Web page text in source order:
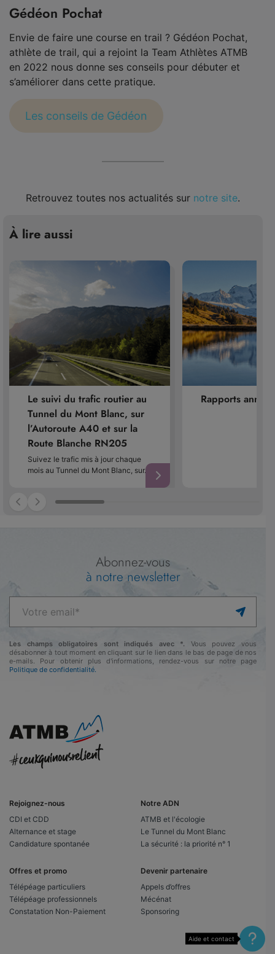
Gédéon Pochat
Envie de faire une course en trail ? Gédéon Pochat,
athlète de trail, qui a rejoint la Team Athlètes ATMB
en 2022 nous donne ses conseils pour débuter et
s’améliorer dans cette pratique.
Les conseils de Gédéon
Retrouvez toutes nos actualités sur notre site.
À lire aussi
Le suivi du trafic routier au
Tunnel du Mont Blanc, sur
l’Autoroute A40 et sur la
Route Blanche RN205
Suivez le trafic mis à jour chaque
mois au Tunnel du Mont Blanc, sur…
Rapports
Abonnez-vous
à notre newsletter
Les champs obligatoires sont indiqués avec *. Vous pouvez vous
désabonner à tout moment en cliquant sur le lien dans le bas de page de nos
e-mails. Pour obtenir plus d'informations, rendez-vous sur notre page
Politique de confidentialité.
Aide et contact
Rejoignez-nous
CDI et CDD
Alternance et stage
Candidature spontanée
Notre ADN
ATMB et l'écologie
Le Tunnel du Mont Blanc
La sécurité : la priorité n° 1
Offres et promo
Télépéage particuliers
Télépéage professionnels
Constatation Non-Paiement
Devenir partenaire
Appels d’offres
Mécénat
Sponsoring